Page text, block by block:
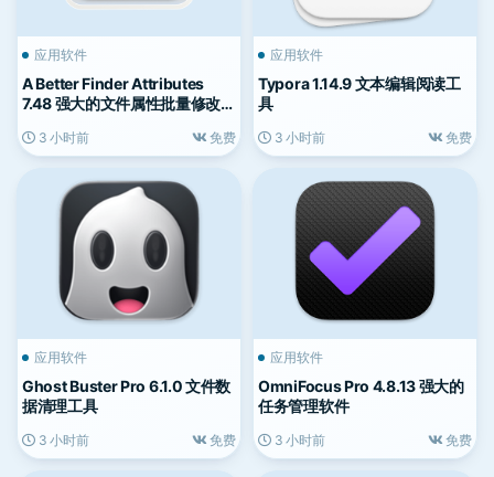
应用软件
A Better Finder Attributes
7.48 强大的文件属性批量修改工
3 小时前 免费
应用软件
Typora 1.14.9 文本编辑阅读工
具
3 小时前 免费
应用软件
Ghost Buster Pro 6.1.0 文件数
据清理工具
3 小时前 免费
应用软件
OmniFocus Pro 4.8.13 强大的
任务管理软件
3 小时前 免费